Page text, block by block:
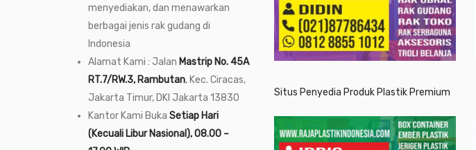
menyediakan, dan menawarkan
berbagai jenis rak gudang di
Indonesia
Alamat Kami : Jalan Mastrip No. 45A
RT.7/RW.3, Rambutan, Kec. Ciracas,
Jakarta Timur, DKI Jakarta 13830
Kantor Kami Buka Setiap Hari
(Kecuali Libur Nasional), 08.00 –
Situs Penyedia Produk Plastik Premium